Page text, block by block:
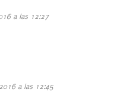
a las 12:27
a las 12:45